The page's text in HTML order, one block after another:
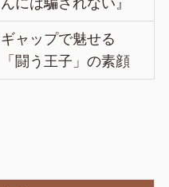
ギャップで魅せる
「闘う王子」の素顔